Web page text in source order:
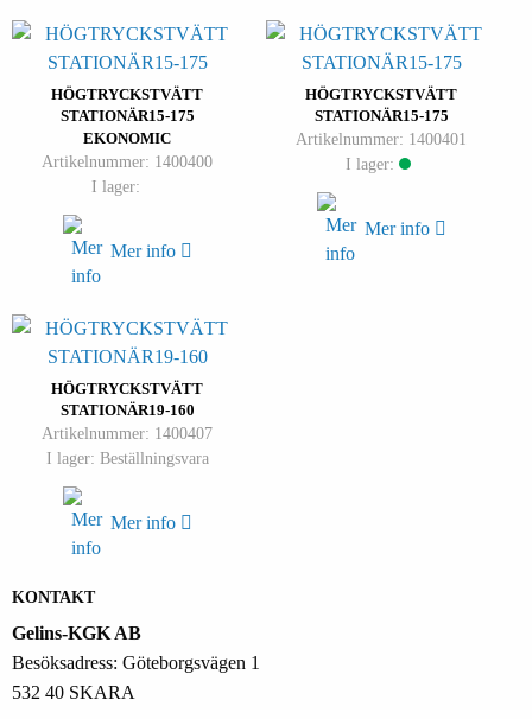
HÖGTRYCKSTVÄTT
STATIONÄR15-175
EKONOMIC
Artikelnummer: 1400400
I lager:
Mer info
HÖGTRYCKSTVÄTT
STATIONÄR15-175
Artikelnummer: 1400401
I lager:
Mer info
HÖGTRYCKSTVÄTT
STATIONÄR19-160
Artikelnummer: 1400407
I lager: Beställningsvara
Mer info
KONTAKT
Gelins-KGK AB
Besöksadress: Göteborgsvägen 1
532 40 SKARA